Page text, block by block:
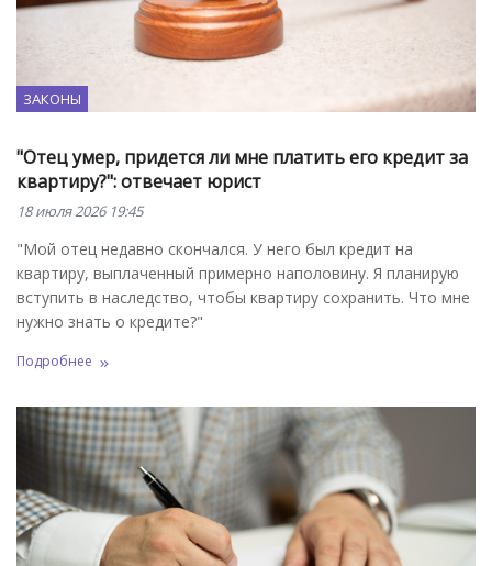
ЗАКОНЫ
"Отец умер, придется ли мне платить его кредит за
квартиру?": отвечает юрист
18 июля 2026 19:45
"Мой отец недавно скончался. У него был кредит на
квартиру, выплаченный примерно наполовину. Я планирую
вступить в наследство, чтобы квартиру сохранить. Что мне
нужно знать о кредите?"
Подробнее